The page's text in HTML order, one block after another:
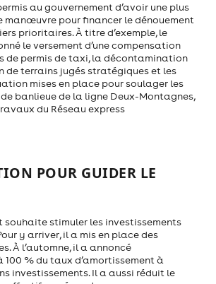
au gouvernement d’avoir une plus
manœuvre pour financer le dénouement
prioritaires. À titre d’exemple, le
le versement d’une compensation
de permis de taxi, la décontamination
terrains jugés stratégiques et les
mises en place pour soulager les
banlieue de la ligne Deux-Montagnes,
du Réseau express
POUR GUIDER LE
souhaite stimuler les investissements
y arriver, il a mis en place des
À l’automne, il a annoncé
100 % du taux d’amortissement à
investissements. Il a aussi réduit le